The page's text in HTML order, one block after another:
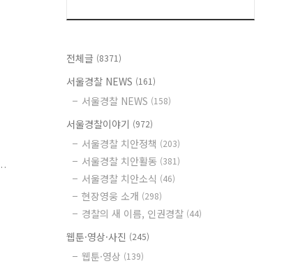
전체글 (8371)
서울경찰 NEWS (161)
서울경찰 NEWS (158)
서울경찰이야기 (972)
서울경찰 치안정책 (203)
서울경찰 치안활동 (381)
서울경찰 치안소식 (46)
현장영웅 소개 (298)
경찰의 새 이름, 인권경찰 (44)
웹툰·영상·사진 (245)
웹툰·영상 (139)